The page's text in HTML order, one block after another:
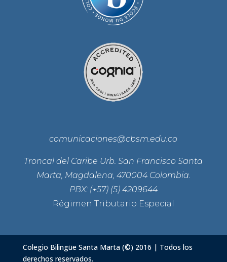
comunicaciones@cbsm.edu.co
Troncal del Caribe Urb. San Francisco Santa
Marta, Magdalena, 470004 Colombia.
PBX: (+57) (5) 4209644
Régimen Tributario Especial
Colegio Bilingüe Santa Marta (©) 2016 | Todos los
derechos reservados.